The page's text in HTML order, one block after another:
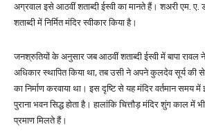
अग्रवाल इसे आठवीं शताब्दी ईस्वी का मानते हैं। शअरी एम. ए.
शताब्दी में निर्मित मंदिर स्वीकार किया है।
जनश्रुतियों के अनुसार जब आठवीं शताब्दी ईस्वी में बापा रावल ने
अधिकार स्थापित किया था, तब उसी ने अपने कुलदेव सूर्य की
का निर्माण करवाया था। इस दृष्टि से यह मंदिर वर्तमान समय
पुराना भवन सिद्ध होता है। हालांकि चित्तौड़ मंदिर शुंग काल में
प्रमाण मिलते हैं।